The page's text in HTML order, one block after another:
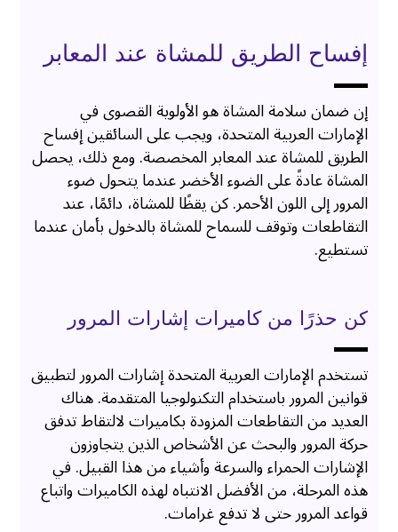
إفساح الطريق للمشاة عند المعابر
إن ضمان سلامة المشاة هو الأولوية القصوى في
الإمارات العربية المتحدة، ويجب على السائقين إفساح
الطريق للمشاة عند المعابر المخصصة. ومع ذلك، يحصل
المشاة عادةً على الضوء الأخضر عندما يتحول ضوء
المرور إلى اللون الأحمر. كن يقظًا للمشاة، دائمًا، عند
التقاطعات وتوقف للسماح للمشاة بالدخول بأمان عندما
تستطيع.
كن حذرًا من كاميرات إشارات المرور
تستخدم الإمارات العربية المتحدة إشارات المرور لتطبيق
قوانين المرور باستخدام التكنولوجيا المتقدمة. هناك
العديد من التقاطعات المزودة بكاميرات لالتقاط تدفق
حركة المرور والبحث عن الأشخاص الذين يتجاوزون
الإشارات الحمراء والسرعة وأشياء من هذا القبيل. في
هذه المرحلة، من الأفضل الانتباه لهذه الكاميرات واتباع
قواعد المرور حتى لا تدفع غرامات.